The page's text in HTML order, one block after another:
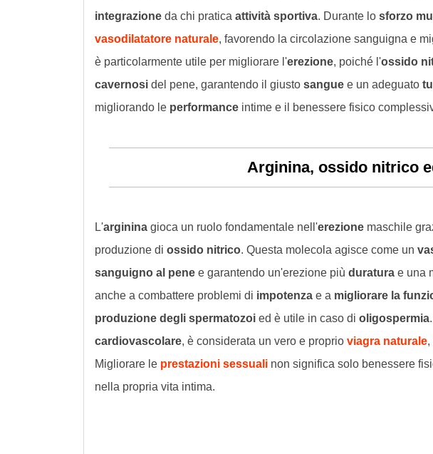
integrazione da chi pratica attività sportiva. Durante lo sforzo
vasodilatatore naturale, favorendo la circolazione sanguigna e
è particolarmente utile per migliorare l'erezione, poiché l'ossido
cavernosi del pene, garantendo il giusto sangue e un adeguato
migliorando le performance intime e il benessere fisico
Arginina, ossido nitrico
L'arginina gioca un ruolo fondamentale nell'erezione maschile
produzione di ossido nitrico. Questa molecola agisce come un
sanguigno al pene e garantendo un'erezione più duratura e una
anche a combattere problemi di impotenza e a migliorare la
produzione degli spermatozoi ed è utile in caso di oligospermia
cardiovascolare, è considerata un vero e proprio viagra naturale,
Migliorare le prestazioni sessuali non significa solo benessere
nella propria vita intima.